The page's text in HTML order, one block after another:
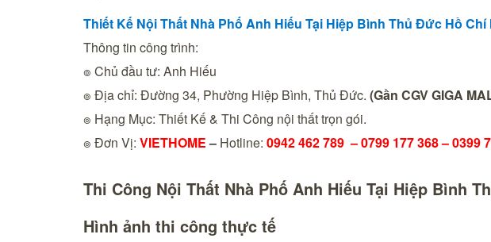
Thiết Kế Nội Thất Nhà Phố Anh Hiếu Tại Hiệp Bình Thủ Đức Hồ Chí
Thông tin công trình:
๏ Chủ đầu tư: Anh Hiếu
๏ Địa chỉ: Đường 34, Phường Hiệp Bình, Thủ Đức. (Gần CGV GIGA
๏ Hạng Mục: Thiết Kế & Thi Công nội thất trọn gói.
๏ Đơn Vị: VIETHOME– Hotline: 0942 462 789 –0799 177 368 – 0399
Thi Công Nội Thất Nhà Phố Anh Hiếu Tại Hiệp Bình
Hình ảnh thi công thực tế